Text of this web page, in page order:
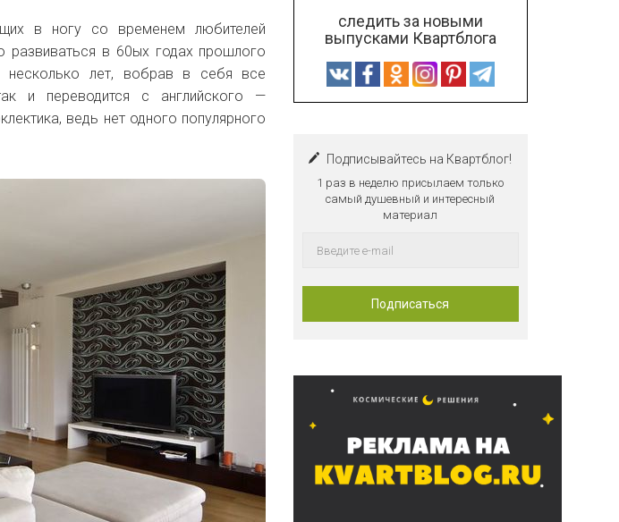
в ногу со временем любителей
развиваться в 60ых годах прошлого
несколько лет, вобрав в себя все
и переводится с английского —
ведь нет одного популярного
следить за новыми
выпусками Квартблога
Подписывайтесь на Квартблог!
1 раз в неделю присылаем только
самый душевный и интересный
материал